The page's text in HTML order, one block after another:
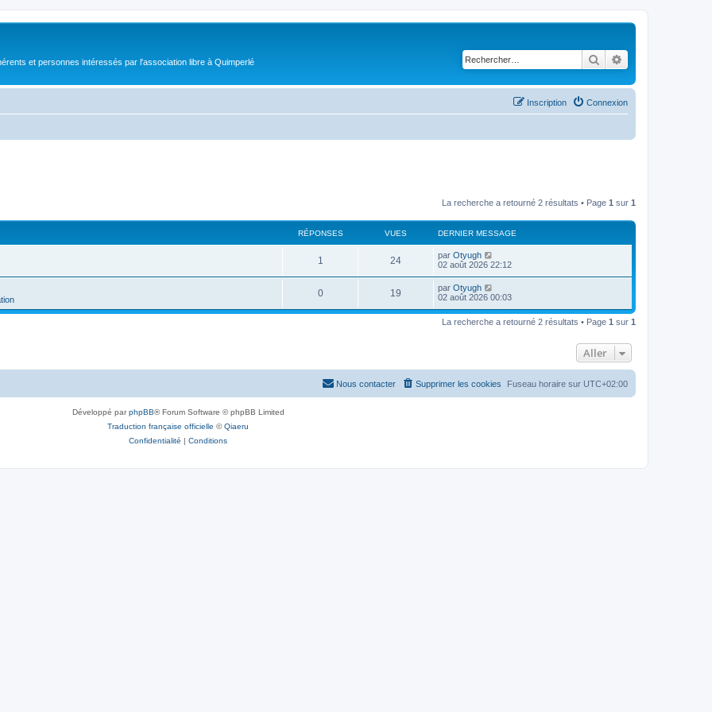
et personnes intéressés par l'association libre à Quimperlé Rechercher
Connexion
Inscription
La recherche a retourné 2 résultats • Page 1 sur 1
RÉPONSES VUES DERNIER MESSAGE
1 24 par Otyugh
02 août 2026 22:12
0 19 par Otyugh
02 août 2026 00:03
La recherche a retourné 2 résultats • Page 1 sur 1
Aller
Fuseau horaire sur UTC+02:00
Supprimer les cookies
Nous contacter
Développé parphpBB® Forum Software © phpBB Limited
Traduction française officielle ©Qiaeru
Confidentialité | Conditions